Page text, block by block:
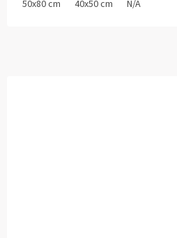
50x80 cm 40x50 cm N/A